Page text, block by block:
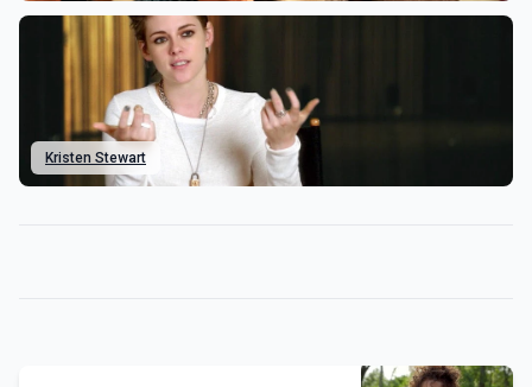
Kristen Stewart